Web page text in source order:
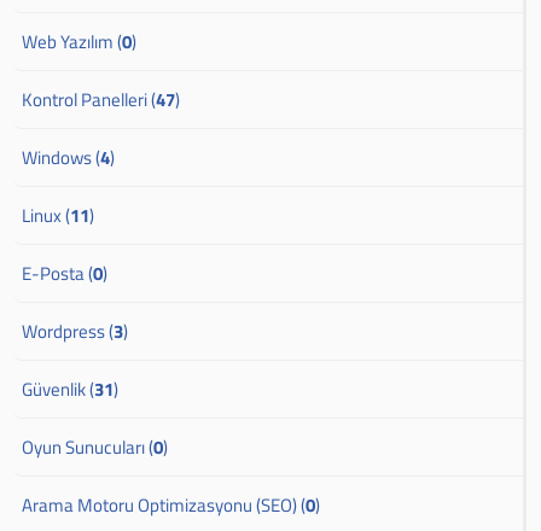
Web Yazılım (0)
Kontrol Panelleri (47)
Windows (4)
Linux (11)
E-Posta (0)
Wordpress (3)
Güvenlik (31)
Oyun Sunucuları (0)
Arama Motoru Optimizasyonu (SEO) (0)